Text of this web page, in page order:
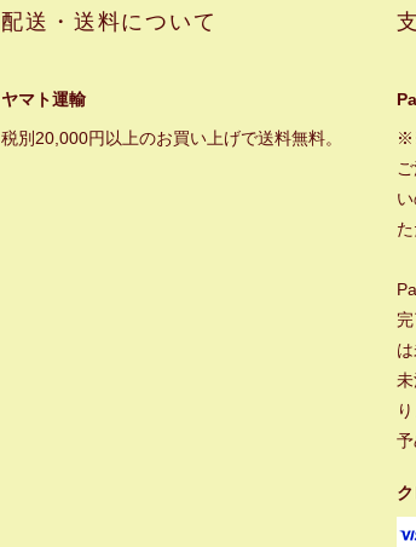
配送・送料について
ヤマト運輸
税別20,000円以上のお買い上げで送料無料。